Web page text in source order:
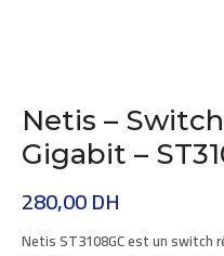
Netis –
Gigabit –
280,00DH
Netis ST3108GCest unswitch